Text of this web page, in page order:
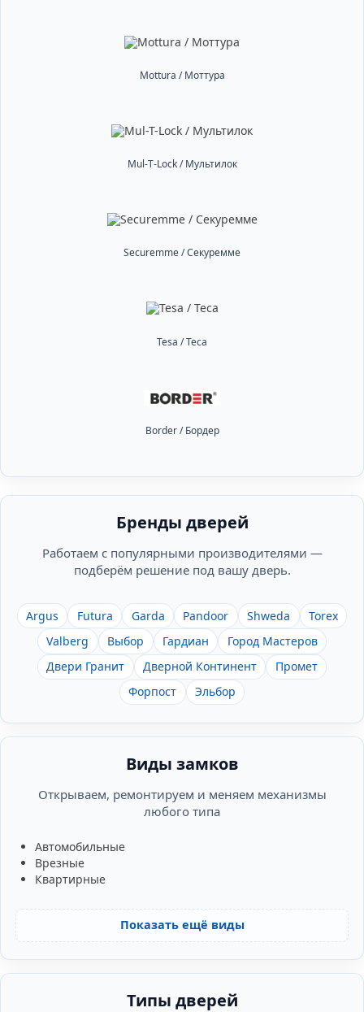
Mottura / Моттура
Mul-T-Lock / Мультилок
Securemme / Секуремме
Tesa / Теса
Border / Бордер
Бренды дверей
Работаем с популярными производителями —
подберём решение под вашу дверь.
Argus Futura Garda Pandoor Shweda
Torex
Valberg
Выбор Гардиан
Город Мастеров
Двери Гранит
Дверной Континент
Промет
Форпост
Эльбор
Виды замков
Открываем, ремонтируем и меняем механизмы
любого типа
Автомобильные
Врезные
Квартирные
Показать ещё виды
Типы дверей